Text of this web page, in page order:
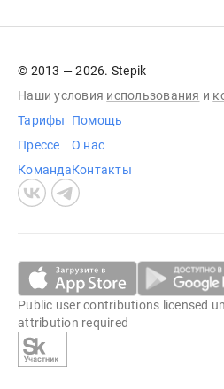
© 2013 — 2026. Stepik
Наши условия использования и
Тарифы
Прессе
Команда
Помощь
О нас
Контакты
Public user contributions licensed
attribution required